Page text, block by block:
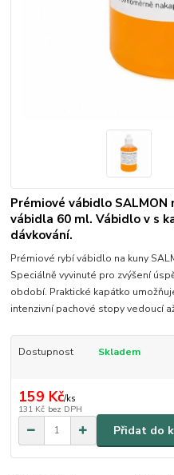
Prémiové vábidlo SALMON
vábidla 60 ml. Vábidlo v s
dávkování.
Prémiové rybí vábidlo na kuny
Speciálně vyvinuté pro zvýšení
období. Praktické kapátko
intenzivní pachové stopy vedoucí
Dostupnost Skladem
159 Kč/ks
131 Kč bez DPH
Přidat do